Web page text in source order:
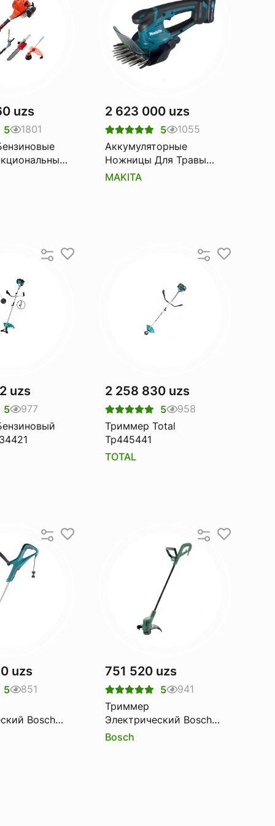
uzs
5
1801
2 623 000 uzs
5
1055
Аккумуляторные
Ножницы Для Травы
Makita Um600dz
MAKITA
uzs
5
977
2 258 830 uzs
5
958
Триммер Total
Tp445441
TOTAL
uzs
5
851
Bosch
751 520 uzs
5
941
Триммер
Электрический Bosch
Easygrass Cut 26
Bosch